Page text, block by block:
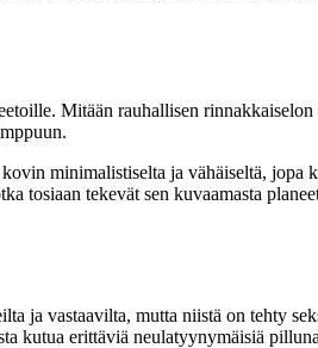
Mitään rauhallisen
minimalistiselta ja vähäiseltä, jopa
tosiaan tekevät sen kuvaamasta
ja vastaavilta, mutta niistä on tehty
kutua erittäviä neulatyynymäisiä